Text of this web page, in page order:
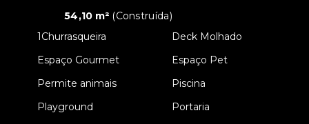
54,10 m² (Construída)
1Churrasqueira
Deck Molhado
Espaço Gourmet
Espaço Pet
Permite animais
Piscina
Playground
Portaria